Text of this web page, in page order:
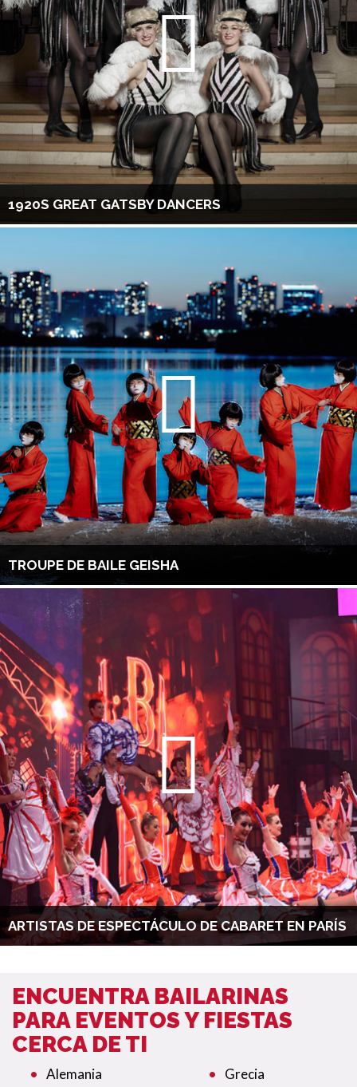
1920S GREAT GATSBY DANCERS
TROUPE DE BAILE GEISHA
ARTISTAS DE ESPECTÁCULO DE CABARET EN PARÍS
ENCUENTRA BAILARINAS
PARA EVENTOS Y FIESTAS
CERCA DE TI
Alemania
Grecia